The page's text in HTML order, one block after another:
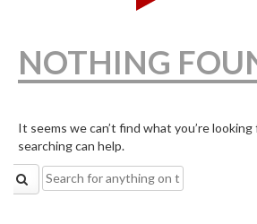
NOTHING
It seems we can’t find what you’re looking
searching can help.
Search
for: